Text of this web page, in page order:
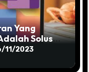
Yang
Solusi
Anda!
11/2023